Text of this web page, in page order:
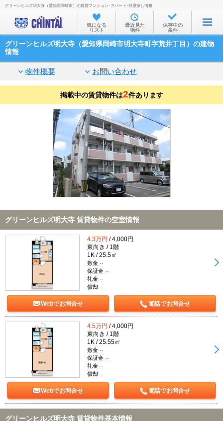
お部屋を探す
沿線・駅から
家賃相場から
通勤通学時間から
物件特集から
不動産会社から
TOP
グリーンヒルズ明大寺（愛知県岡崎市）の賃貸マンション･アパート･部屋探し情報
気になる
リスト
最近見た
物件
保存中の
条件
グリーンヒルズ明大寺（愛知県岡崎市明大寺町字荒井丁目）の建物
情報
物件概要 お問い合わせ
掲載中の賃貸物件は2件あります
グリーンヒルズ明大寺 賃貸物件の空室情報
4.3万円 / 4,000円
東向き / 1階
1K / 25.5㎡
敷金 --
保証金 --
礼金 --
償却 --
Webでお問合せ 電話でお問合せ
4.5万円 / 4,000円
東向き / 1階
1K / 25.55㎡
敷金 --
保証金 --
礼金 --
償却 --
Webでお問合せ 電話でお問合せ
グリーンヒルズ明大寺 賃貸物件基本情報